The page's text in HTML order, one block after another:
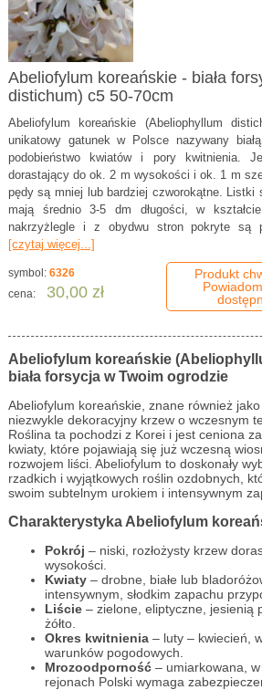
Abeliofylum koreańskie - biała
distichum) c5 50-70cm
Abeliofylum koreańskie (Abeliophyllum
unikatowy gatunek w Polsce nazywany
podobieństwo kwiatów i pory kwitnienia.
dorastający do ok. 2 m wysokości i ok. 1 m
pędy są mniej lub bardziej czworokątne. Listki
mają średnio 3-5 dm długości, w
nakrzyżlegle i z obydwu stron pokryte są
[czytaj więcej...]
symbol: 6326
cena:
30,00 zł
Produkt
Abeliofylum koreańskie
biała forsycja w Twoim ogrodzie
Abeliofylum koreańskie, znane również jako
niezwykle dekoracyjny krzew o wczesnym
Roślina ta pochodzi z Korei i jest ceniona
kwiaty, które pojawiają się już wczesną
rozwojem liści. Abeliofylum to doskonały
rzadkich i wyjątkowych roślin ozdobnych,
swoim subtelnym urokiem i intensywnym
Charakterystyka Abeliofylum
Pokrój – niski, rozłożysty krzew
wysokości.
Kwiaty– drobne, białe lub
intensywnym, słodkim zapachu
Liście– zielone, eliptyczne, jesienią
żółto.
Okres kwitnienia– luty – kwiecień,
warunków pogodowych.
Mrozoodporność– umiarkowana, w
rejonach Polski wymaga